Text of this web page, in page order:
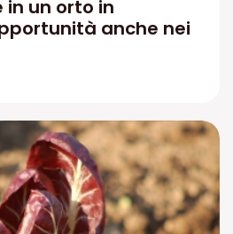
un orto in
anche nei